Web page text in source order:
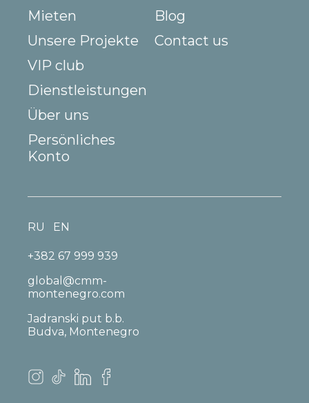
Mieten
Unsere Projekte
VIP club
Dienstleistungen
Über uns
Blog
Contact us
Persönliches
Konto
+382 67 999 939
global@cmm-
montenegro.com
Jadranski put b.b.
Budva, Montenegro
RU EN